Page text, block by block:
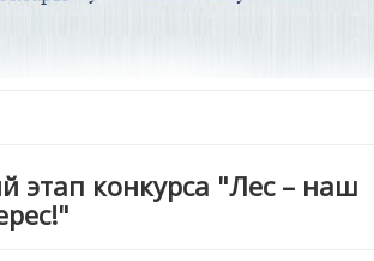
этап конкурса "Лес – наш